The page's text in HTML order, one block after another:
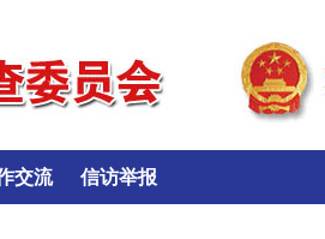
交流 信访举报